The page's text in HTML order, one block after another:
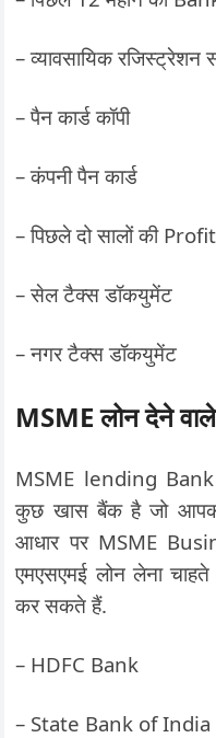
– व्यावसायिक रजिस्ट्रेशन
– पैन कार्ड कॉपी
– कंपनी पैन कार्ड
– पिछले दो सालों की
– सेल टैक्स डॉकयुमेंट
– नगर टैक्स डॉकयुमेंट
MSME लोन देने
MSME lending
कुछ खास बैंक है जो
आधार पर MSME
एमएसएमई लोन लेना
कर सकते हैं.
– HDFC Bank
– State Bank of India